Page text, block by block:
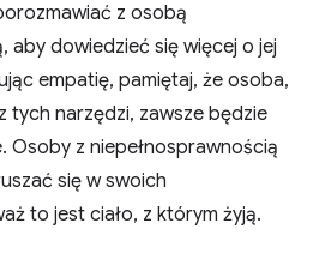
z osobą
aby dowiedzieć się więcej o jej
empatię, pamiętaj, że osoba,
narzędzi, zawsze będzie
Osoby z niepełnosprawnością
się w swoich
to jest ciało, z którym żyją.